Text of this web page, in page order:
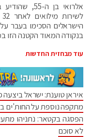
אלרואי בן
הישראלים הסכימו בעבר
בנקודה המאוד הקטנה הזו
עוד מבחזית החדשות
איראן טוענת: ישראל
מתקפה נוספת על החות'ים
הפסגה בקטאר: נתניהו
לא סוכם